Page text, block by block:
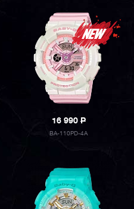
16 990P
BA-110PD-4A